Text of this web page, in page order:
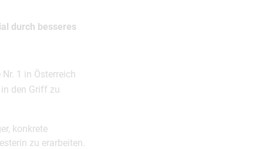
durch besseres
1 in Österreich
den Griff zu
konkrete
zu erarbeiten.